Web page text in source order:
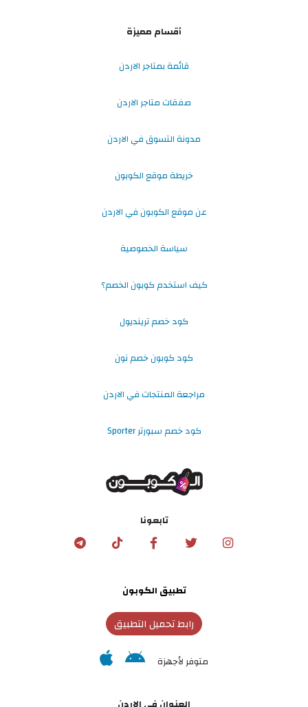
أقسام مميزة
قائمة بمتاجر الاردن
صفقات متاجر الاردن
مدونة التسوق في الاردن
خريطة موقع الكوبون
عن موقع الكوبون في الاردن
سياسة الخصوصية
كيف استخدم كوبون الخصم؟
كود خصم ترينديول
كود كوبون خصم نون
مراجعة المنتجات في الاردن
كود خصم سبورتر Sporter
تابعونا
تطبيق الكوبون
رابط تحميل التطبيق
متوفر لأجهزة